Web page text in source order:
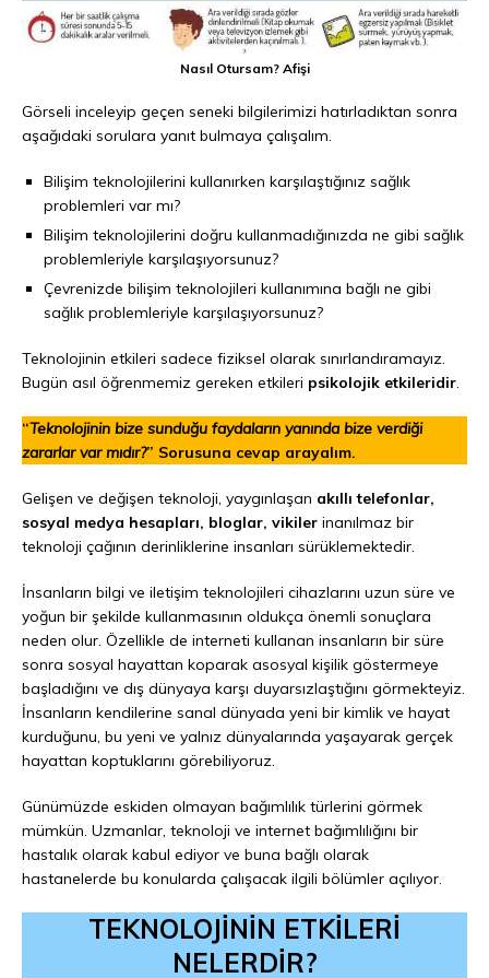
Nasıl Otursam? Afişi
Görseli inceleyip geçen seneki bilgilerimizi hatırladıktan sonra
aşağıdaki sorulara yanıt bulmaya çalışalım.
Bilişim teknolojilerini kullanırken karşılaştığınız sağlık
problemleri var mı?
Bilişim teknolojilerini doğru kullanmadığınızda ne gibi sağlık
problemleriyle karşılaşıyorsunuz?
Çevrenizde bilişim teknolojileri kullanımına bağlı ne gibi
sağlık problemleriyle karşılaşıyorsunuz?
Teknolojinin etkileri sadece fiziksel olarak sınırlandıramayız.
Bugün asıl öğrenmemiz gereken etkileri psikolojik etkileridir.
“Teknolojinin bize sunduğu faydaların yanında bize verdiği
zararlar var mıdır?” Sorusuna cevap arayalım.
Gelişen ve değişen teknoloji, yaygınlaşan akıllı telefonlar,
sosyal medya hesapları, bloglar, vikiler inanılmaz bir
teknoloji çağının derinliklerine insanları sürüklemektedir.
İnsanların bilgi ve iletişim teknolojileri cihazlarını uzun süre ve
yoğun bir şekilde kullanmasının oldukça önemli sonuçlara
neden olur. Özellikle de interneti kullanan insanların bir süre
sonra sosyal hayattan koparak asosyal kişilik göstermeye
başladığını ve dış dünyaya karşı duyarsızlaştığını görmekteyiz.
İnsanların kendilerine sanal dünyada yeni bir kimlik ve hayat
kurduğunu, bu yeni ve yalnız dünyalarında yaşayarak gerçek
hayattan koptuklarını görebiliyoruz.
Günümüzde eskiden olmayan bağımlılık türlerini görmek
mümkün. Uzmanlar, teknoloji ve internet bağımlılığını bir
hastalık olarak kabul ediyor ve buna bağlı olarak
hastanelerde bu konularda çalışacak ilgili bölümler açılıyor.
TEKNOLOJİNİN ETKİLERİ
NELERDİR?